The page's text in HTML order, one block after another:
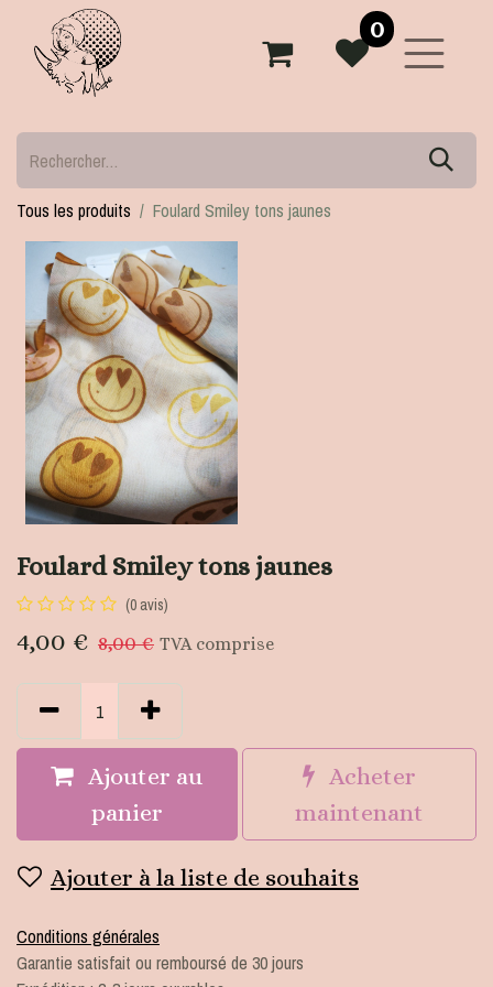
0
Tous les produits Foulard Smiley tons jaunes
Foulard Smiley tons jaunes
(0 avis)
4,00 € 8,00€ TVA comprise
Ajouter au
panier
Acheter
maintenant
Ajouter à la liste de souhaits
Conditions générales
Garantie satisfait ou remboursé de 30 jours